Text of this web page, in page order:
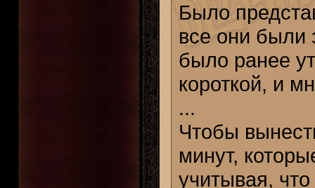
Было
все они были
было ранее
короткой, и
...
Чтобы
минут,
учитывая,